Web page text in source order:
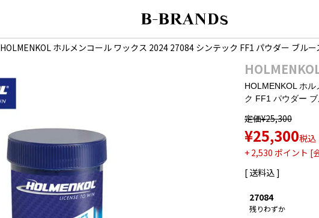
HOLMENKOL ホルメンコール ワックス 2024 27084 シンテック FF1 パウダー ブル
HOLMENKOL ホ
ク FF1 パウダー
定価¥25,300
¥25,300税込
+ 2,530 ポイント [
送料込
27084
残りわずか